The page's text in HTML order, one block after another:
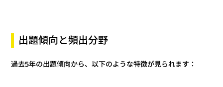
出題傾向と頻出分野
過去5年の出題傾向から、以下のような特徴が見られます：